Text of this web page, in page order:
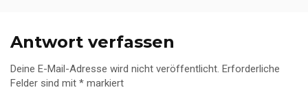
Antwort verfassen
Deine E-Mail-Adresse wird nicht veröffentlicht. Erforderliche
Felder sind mit * markiert